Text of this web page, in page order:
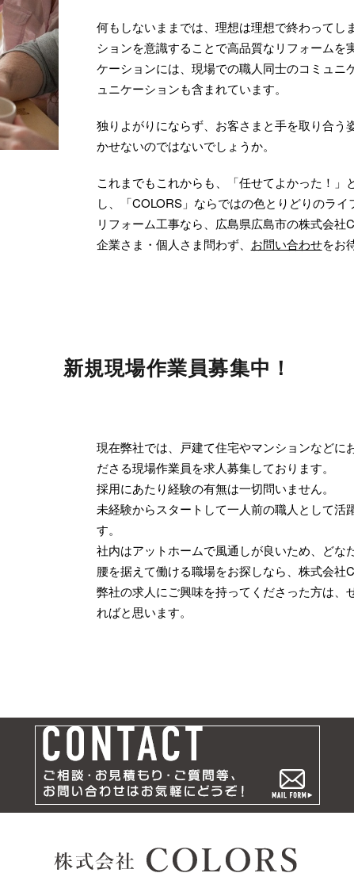
何もしないままでは、理想は理想で終わってし
ションを意識することで高品質なリフォーム
ケーションには、現場での職人同士のコミュニ
ュニケーションも含まれています。
独りよがりにならず、お客さまと手を取り合う
かせないのではないでしょうか。
これまでもこれからも、「任せてよかった！
し、「COLORS」ならではの色とりどりのライ
リフォーム工事なら、広島県広島市の株式会社
企業さま・個人さま問わず、 お問い合わせをお
新規現場作業員募集中！
現在弊社では、戸建て住宅やマンションなどに
ださる現場作業員を求人募集しております。
採用にあたり経験の有無は一切問いません。
未経験からスタートして一人前の職人として活
す。
社内はアットホームで風通しが良いため、どな
腰を据えて働ける職場をお探しなら、株式会社
弊社の求人にご興味を持ってくださった方は、
ればと思います。